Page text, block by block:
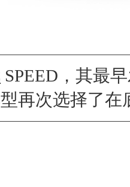
SPEED，其最
再次选择了在